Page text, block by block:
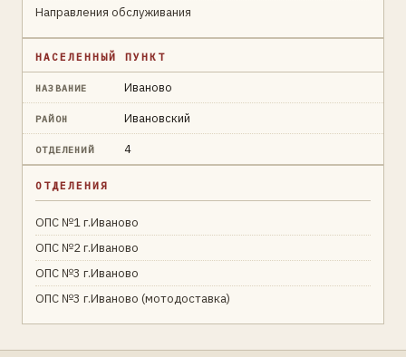
Направления обслуживания
НАСЕЛЕННЫЙ ПУНКТ
НАЗВАНИЕ Иваново
РАЙОН Ивановский
ОТДЕЛЕНИЙ 4
ОТДЕЛЕНИЯ
ОПС №1 г.Иваново
ОПС №2 г.Иваново
ОПС №3 г.Иваново
ОПС №3 г.Иваново (мотодоставка)